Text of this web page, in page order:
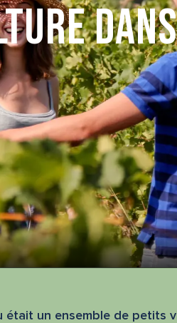
était un ensemble de